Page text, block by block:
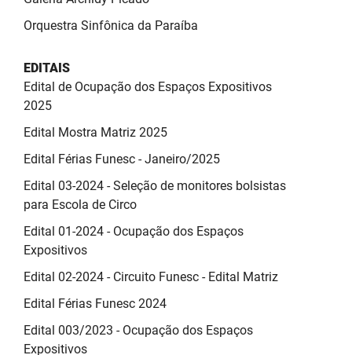
PROCASE
Polícia Militar
Polícia Civil
SUDEMA
SUPLAN
Orquestra Sinfônica da Paraíba
EDITAIS
Edital de Ocupação dos Espaços Expositivos
2025
Edital Mostra Matriz 2025
Edital Férias Funesc - Janeiro/2025
Edital 03-2024 - Seleção de monitores bolsistas
para Escola de Circo
Edital 01-2024 - Ocupação dos Espaços
Expositivos
Edital 02-2024 - Circuito Funesc - Edital Matriz
Edital Férias Funesc 2024
Edital 003/2023 - Ocupação dos Espaços
Expositivos